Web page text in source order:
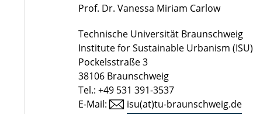
Prof. Dr. Vanessa Miriam Carlow
Technische Universität Braunschweig
Institute for Sustainable Urbanism (ISU)
Pockelsstraße 3
38106 Braunschweig
Tel.: +49 531 391-3537
E-Mail:
isu(at)tu-braunschweig.de